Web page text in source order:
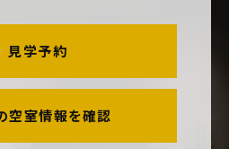
見学予約
空室情報を確認